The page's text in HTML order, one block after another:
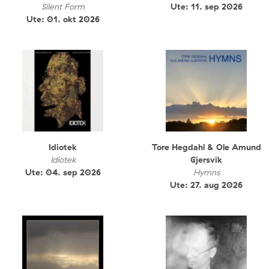
Silent Form
Ute: 01. okt 2026
Ute: 11. sep 2026
Idiotek
Idiotek
Ute: 04. sep 2026
Tore Hegdahl & Ole Amund
Gjersvik
Hymns
Ute: 27. aug 2026